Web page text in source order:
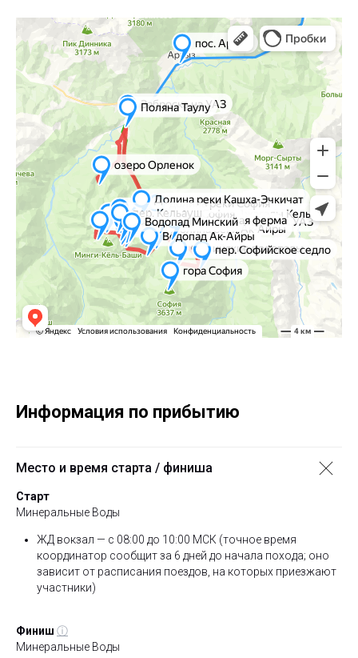
Информация по прибытию
Место и время старта / финиша
Старт
Минеральные Воды
ЖД вокзал — с 08:00 до 10:00 МСК (точное время
координатор сообщит за 6 дней до начала похода; оно
зависит от расписания поездов, на которых приезжают
участники)
Финиш ⓘ
Минеральные Воды